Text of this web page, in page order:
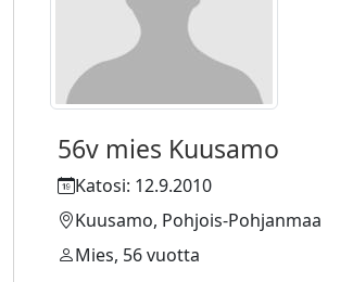
56v mies Kuusamo
Katosi: 12.9.2010
Kuusamo, Pohjois-Pohjanmaa
Mies, 56 vuotta